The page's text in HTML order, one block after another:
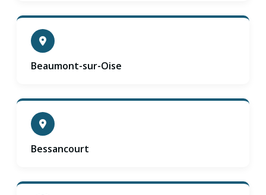
Beaumont-sur-Oise
Bessancourt